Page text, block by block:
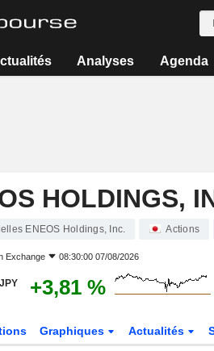
Analyses Agenda
HOLDINGS,
ENEOS Holdings, Inc. Actions
Exchange 08:30:00 07/08/2026
JPY +3,81 %
Graphiques Actualités